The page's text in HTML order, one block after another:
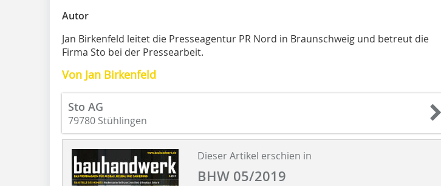
Autor
Jan Birkenfeld leitet die Presseagentur PR Nord in Braunschweig und betreut die
Firma Sto bei der Pressearbeit.
Von Jan Birkenfeld
Sto AG
79780 Stühlingen
Dieser Artikel erschien in
BHW 05/2019